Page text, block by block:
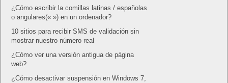
¿Cómo escribir la comillas latinas / españolas
o angulares(« ») en un ordenador?
10 sitios para recibir SMS de validación sin
mostrar nuestro número real
¿Cómo ver una versión antigua de página
web?
¿Cómo desactivar suspensión en Windows 7,